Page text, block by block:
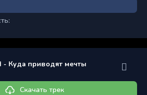
- Куда приводят мечты
Скачать трек